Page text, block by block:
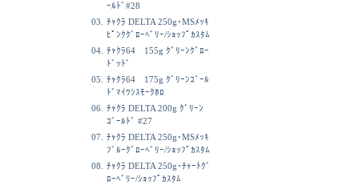
ｰﾙﾄﾞ#28
03.
ﾁｬｸﾗ DELTA 250g･MSﾒｯｷ
ﾋﾟﾝｸｸﾞﾛｰﾍﾞﾘｰ/ｼｮｯﾌﾟｶｽﾀﾑ
04. ﾁｬｸﾗ64 155g ｸﾞﾘｰﾝｸﾞﾛｰ
ﾄﾞｯﾄﾞ
05.
ﾁｬｸﾗ64 175g ｸﾞﾘｰﾝｺﾞｰﾙ
ﾄﾞﾏｲﾜｼｽﾓｰｸﾎﾛ
06. ﾁｬｸﾗ DELTA 200g ｸﾞﾘｰﾝ
ｺﾞｰﾙﾄﾞ #27
07. ﾁｬｸﾗ DELTA 250g･MSﾒｯｷ
ﾌﾞﾙｰｸﾞﾛｰﾍﾞﾘｰ/ｼｮｯﾌﾟｶｽﾀﾑ
08.
ﾁｬｸﾗ DELTA 250g･ﾁｬｰﾄｸﾞ
ﾛｰﾍﾞﾘｰ/ｼｮｯﾌﾟｶｽﾀﾑ